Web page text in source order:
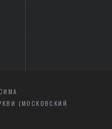
(МОСКОВСКИЙ